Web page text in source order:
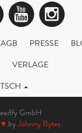
AGB PRESSE
VERLAGE
GmbH
♥ byJohnny Bytes